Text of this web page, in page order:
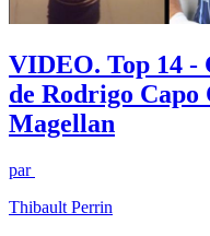
VIDEO. Top 14 -
de Rodrigo Capo
Magellan
par
Thibault Perrin